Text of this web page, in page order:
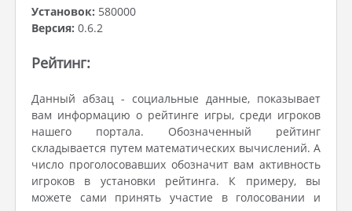
Установок: 580000
Версия: 0.6.2
Рейтинг:
Данный абзац - социальные данные, показывает
вам информацию о рейтинге игры, среди игроков
нашего портала. Обозначенный рейтинг
складывается путем математических вычислений. А
число проголосовавших обозначит вам активность
игроков в установки рейтинга. К примеру, вы
можете сами принять участие в голосовании и